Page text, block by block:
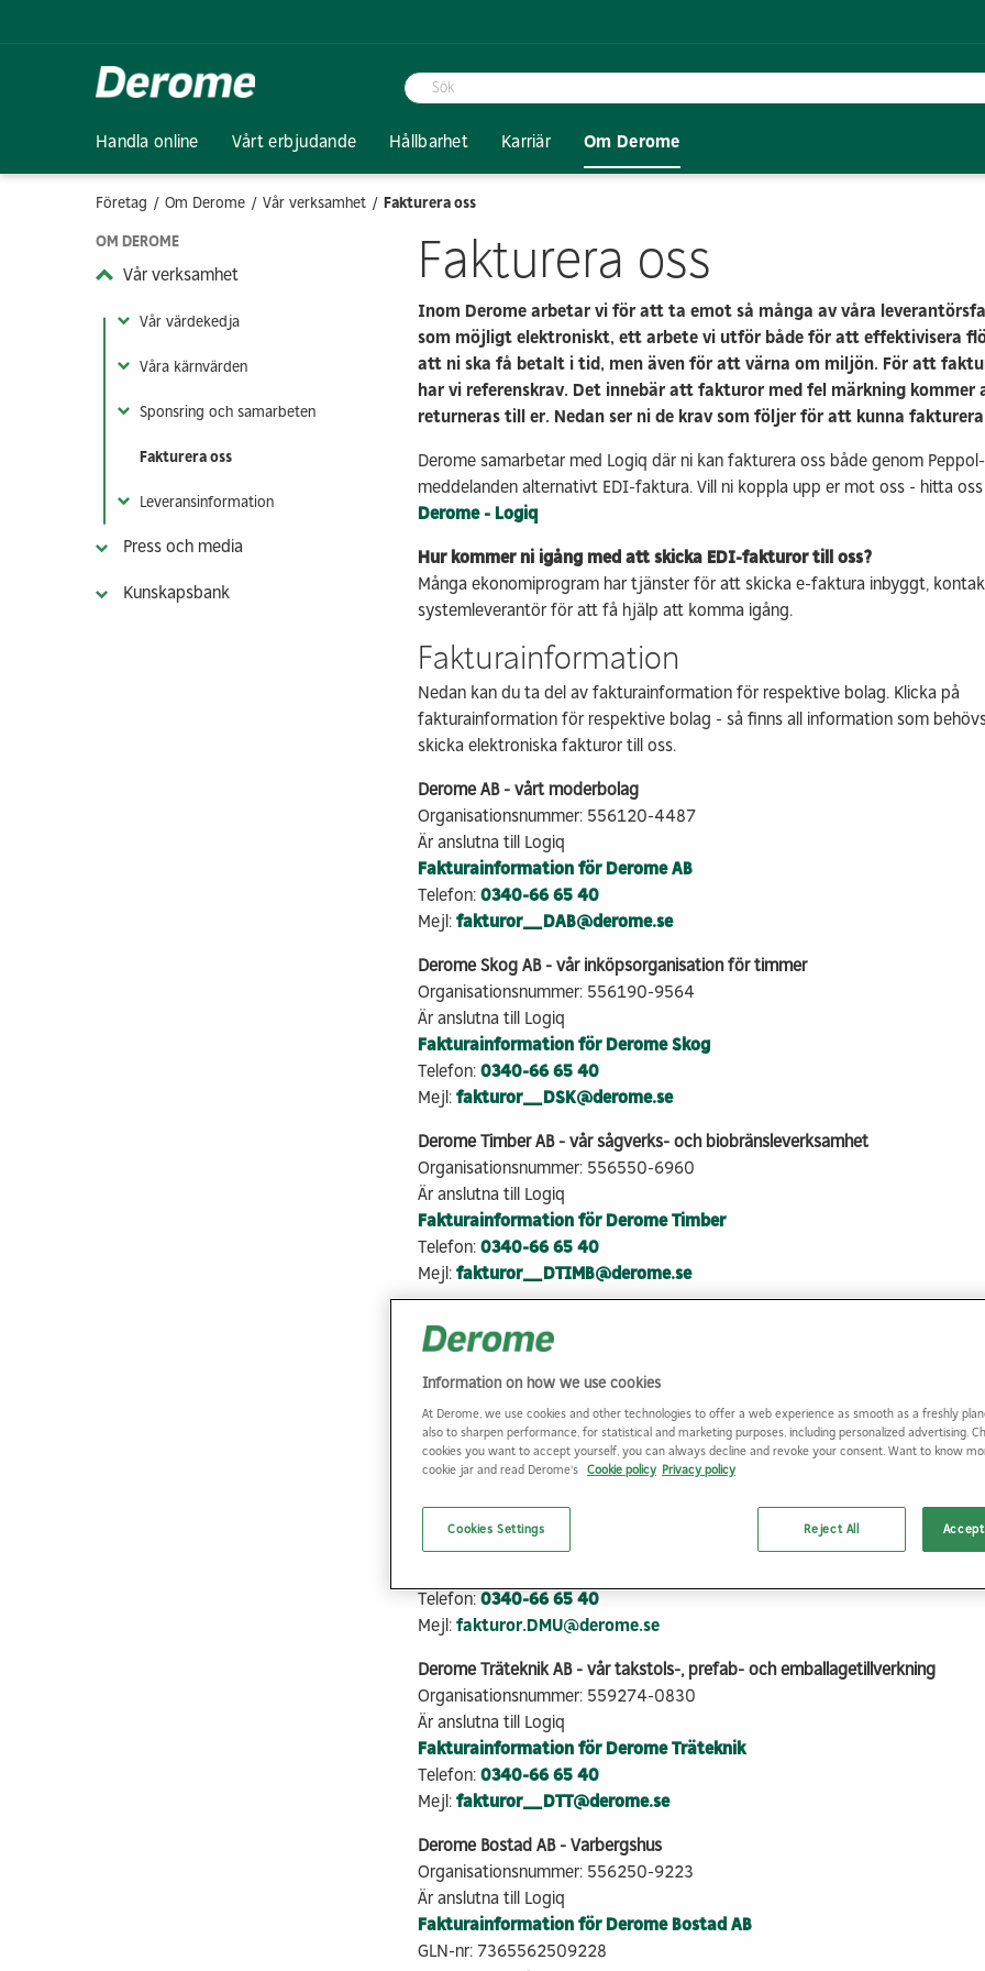
Handla online Vårt erbjudande
Skog
Skogstjänster
Kontakt & info
Dokument & certifikat
Trävaror
Konstruktionsvirke
Råspontluckor
Målad & obehandlad panel
Impregnerat virke
Visa fler
Bygghandel
Maskinuthyrning
Svensk Bygglogistik
Kontakt & info
Dokument & certifikat
Kontakt & info
Träkonstruktion
Takstolar
Färdigkapad stomme
Fackverksbalkar
Prefabricerade
byggkomponenter
Maskinhallar
Hustillverkning
Modulhus
Referensprojekt
Kontakt & info
Hållbarhet
Klimat & miljö
Klimatförändringar
Biologisk mångfald
Cirkulär ekonomi
Socialt ansvar
Jämställdhet & mångfald
Hälsa & säkerhet
Ansvarsfulla inköp
Mutor & korruption
Derome & EUDR Hållbarhetsrapportering
Karriär
Lediga jobb Framtidsyrken
Transport & logistik
Lagerarbete
Om Derome
Vår verksamhet
Vår värdekedja
Våra kärnvärden
Sponsring och samarbeten
Press och media
Nyhetsbrev
Företag Om Derome Vår verksamhet Fakturera oss
OM DEROME
Vår verksamhet
Vår värdekedja
Våra kärnvärden
Sponsring och samarbeten
Fakturera oss
Leveransinformation
Press och media
Kunskapsbank
Fakturera oss
Inom Derome arbetar vi för att ta emot så många av våra
som möjligt elektroniskt, ett arbete vi utför både för att effektivisera
att ni ska få betalt i tid, men även för att värna om miljön. För att
har vi referenskrav. Det innebär att fakturor med fel märkning kommer
returneras till er. Nedan ser ni de krav som följer för att kunna fakturera
Derome samarbetar med Logiq där ni kan fakturera oss både genom Peppol-
meddelanden alternativt EDI-faktura. Vill ni koppla upp er mot oss - hitta oss
Derome - Logiq
Hur kommer ni igång med att skicka EDI-fakturor till oss?
Många ekonomiprogram har tjänster för att skicka e-faktura inbyggt,
systemleverantör för att få hjälp att komma igång.
Fakturainformation
Nedan kan du ta del av fakturainformation för respektive bolag. Klicka på
fakturainformation för respektive bolag - så finns all information som
skicka elektroniska fakturor till oss.
Derome AB - vårt moderbolag
Organisationsnummer: 556120-4487
Är anslutna till Logiq
Fakturainformation för Derome AB
Telefon: 0340-66 65 40
Mejl: fakturor_DAB@derome.se
Derome Skog AB - vår inköpsorganisation för timmer
Organisationsnummer: 556190-9564
Är anslutna till Logiq
Fakturainformation för Derome Skog
Telefon: 0340-66 65 40
Mejl: fakturor_DSK@derome.se
Derome Timber AB - vår sågverks- och biobränsleverksamhet
Organisationsnummer: 556550-6960
Är anslutna till Logiq
Fakturainformation för Derome Timber
Telefon: 0340-66 65 40
Mejl: fakturor_DTIMB@derome.se
Organisationsnummer: 556202-5196
Är anslutna till Logiq
Telefon:0340-66 65 40
Mejl:fakturor.DBI@derome.se
Organisationsnummer: 556750-9228
Är anslutna till Logiq
Telefon: 0340-66 65 40
Mejl: fakturor.DMU@derome.se
Derome Träteknik AB - vår takstols-, prefab- och emballagetillverkning
Organisationsnummer: 559274-0830
Är anslutna till Logiq
Fakturainformation för Derome Träteknik
Telefon: 0340-66 65 40
Mejl: fakturor_DTT@derome.se
Derome Bostad AB - Varbergshus
Organisationsnummer: 556250-9223
Är anslutna till Logiq
Fakturainformation för Derome Bostad AB
GLN-nr: 7365562509228
Information on how we use cookies
At Derome, we use cookies and other technologies to offer a web experience as smooth as a freshly
also to sharpen performance, for statistical and marketing purposes, including personalized advertising.
cookies you want to accept yourself, you can always decline and revoke your consent. Want to know
cookie jar and read Derome's Cookie policy Privacy policy
Reject All
Cookies Settings